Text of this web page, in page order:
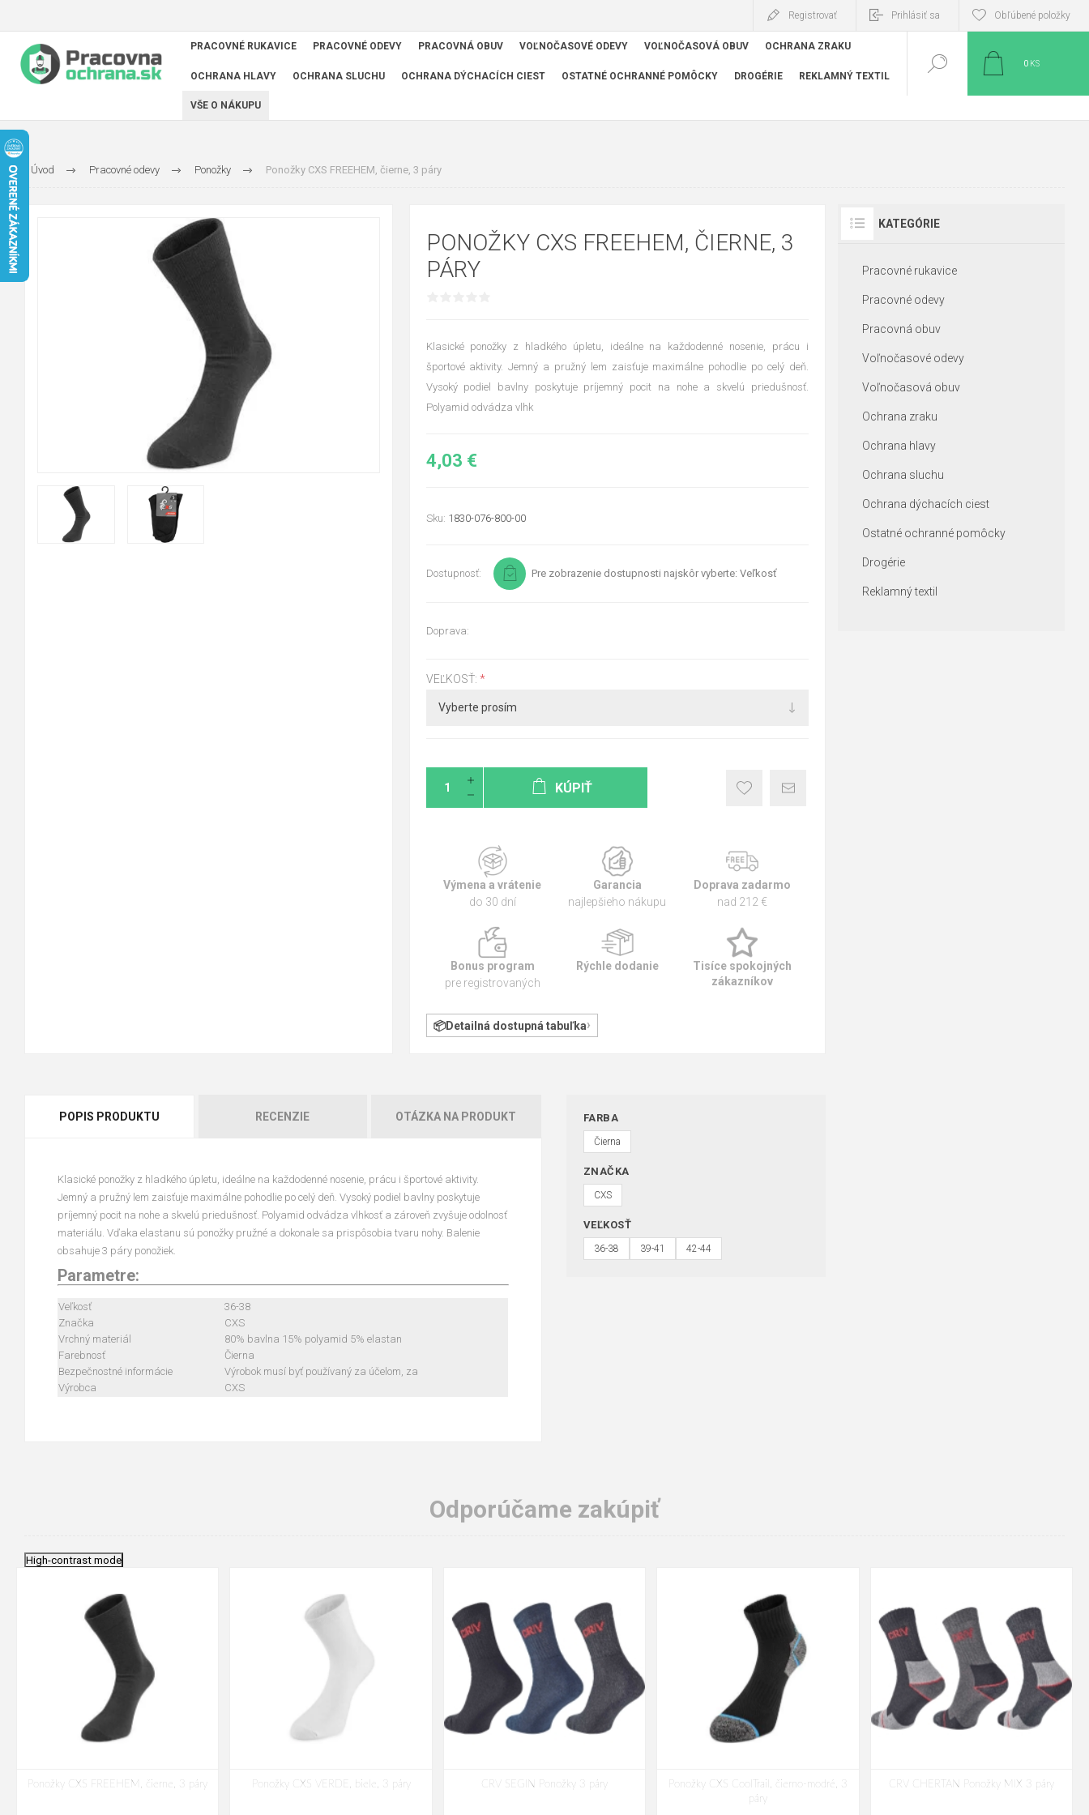
Registrovať Prihlásiť sa Obľúbené položky
PRACOVNÉ RUKAVICE PRACOVNÉ ODEVY PRACOVNÁ OBUV VOĽNOČASOVÉ ODEVY VOĽNOČASOVÁ OBUV OCHRANA ZRAKU
OCHRANA HLAVY OCHRANA SLUCHU OCHRANA DÝCHACÍCH CIEST OSTATNÉ OCHRANNÉ POMÔCKY DROGÉRIE REKLAMNÝ TEXTIL
VŠE O NÁKUPU
0 KS
Úvod Pracovné odevy Ponožky Ponožky CXS FREEHEM, čierne, 3 páry
PONOŽKY CXS FREEHEM, ČIERNE, 3
PÁRY
Klasické ponožky z hladkého úpletu, ideálne na každodenné nosenie, prácu i
športové aktivity. Jemný a pružný lem zaisťuje maximálne pohodlie po celý deň.
Vysoký podiel bavlny poskytuje príjemný pocit na nohe a skvelú priedušnosť.
Polyamid odvádza vlhk
4,03 €
Sku: 1830-076-800-00
Dostupnosť: Pre zobrazenie dostupnosti najskôr vyberte: Veľkosť
Doprava:
VEĽKOSŤ: *
KÚPIŤ
Výmena a vrátenie
do 30 dní
Garancia
najlepšieho nákupu
Doprava zadarmo
nad 212 €
Bonus program
pre registrovaných
Rýchle dodanie
Tisíce spokojných
zákazníkov
Detailná dostupná tabuľka
POPIS PRODUKTU RECENZIE OTÁZKA NA PRODUKT
Klasické ponožky z hladkého úpletu, ideálne na každodenné nosenie, prácu i športové aktivity.
Jemný a pružný lem zaisťuje maximálne pohodlie po celý deň. Vysoký podiel bavlny poskytuje
príjemný pocit na nohe a skvelú priedušnosť. Polyamid odvádza vlhkosť a zároveň zvyšuje odolnosť
materiálu. Vďaka elastanu sú ponožky pružné a dokonale sa prispôsobia tvaru nohy. Balenie
obsahuje 3 páry ponožiek.
Parametre:
Veľkosť
36-38
Značka
CXS
Vrchný materiál
80% bavlna 15% polyamid 5% elastan
Farebnosť
Čierna
Bezpečnostné informácie
Výrobok musí byť používaný za účelom, za
Výrobca
CXS
FARBA
Čierna
ZNAČKA
CXS
VEĽKOSŤ
36-38 39-41 42-44
KATEGÓRIE
Pracovné rukavice
Pracovné odevy
Pracovná obuv
Voľnočasové odevy
Voľnočasová obuv
Ochrana zraku
Ochrana hlavy
Ochrana sluchu
Ochrana dýchacích ciest
Ostatné ochranné pomôcky
Drogérie
Reklamný textil
Odporúčame zakúpiť
High-contrast mode
Ponožky CXS FREEHEM, čierne, 3 páry Ponožky CXS VERDE, biele, 3 páry CRV SEGIN Ponožky 3 páry
Ponožky CXS CoolTrail, čierno-modré, 3
páry
CRV CHERTAN Ponožky MIX 3 páry